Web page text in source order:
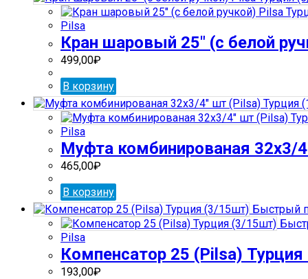
Pilsa
Кран шаровый 25″ (с белой
499,00₽
В корзину
Pilsa
Муфта комбинированая 32х3/
465,00₽
В корзину
Быстрый
Pilsa
Компенсатор 25 (Pilsa)
193,00₽